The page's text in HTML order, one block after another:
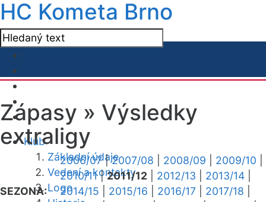
HC Kometa Brno
Klub
Základní údaje
Vedení a kontakty
Logo
Zápasy » Výsledky
extraligy
SEZONA:
2006/07|2007/08 2008/09 2009/10
2010/11|2011/12 2012/13 2013/14
2014/15
2015/16 2016/17 2017/18